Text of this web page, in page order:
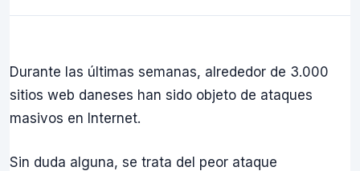
Durante las últimas semanas, alrededor de 3.000
sitios web daneses han sido objeto de ataques
masivos en Internet.
Sin duda alguna, se trata del peor ataque